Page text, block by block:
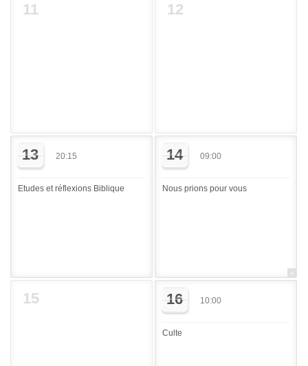
11 12
13 20:15
Etudes et réflexions Biblique
14 09:00
Nous prions pour vous
15 16 10:00
Culte